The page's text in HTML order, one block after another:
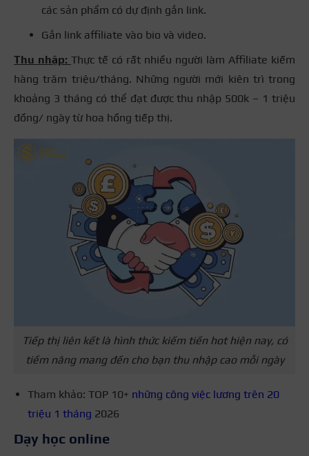
các sản phẩm có dự định gắn link.
Gắn link affiliate vào bio và video.
Thu nhập: Thực tế có rất nhiều người làm Affiliate kiếm
hàng trăm triệu/tháng. Những người mới kiên trì trong
khoảng 3 tháng có thể đạt được thu nhập 500k – 1 triệu
đồng/ ngày từ hoa hồng tiếp thị.
Tiếp thị liên kết là hình thức kiếm tiền hot hiện nay, có
tiềm năng mang đến cho bạn thu nhập cao mỗi ngày
Tham khảo: TOP 10+ những công việc lương trên 20
triệu 1 tháng 2026
Dạy học online